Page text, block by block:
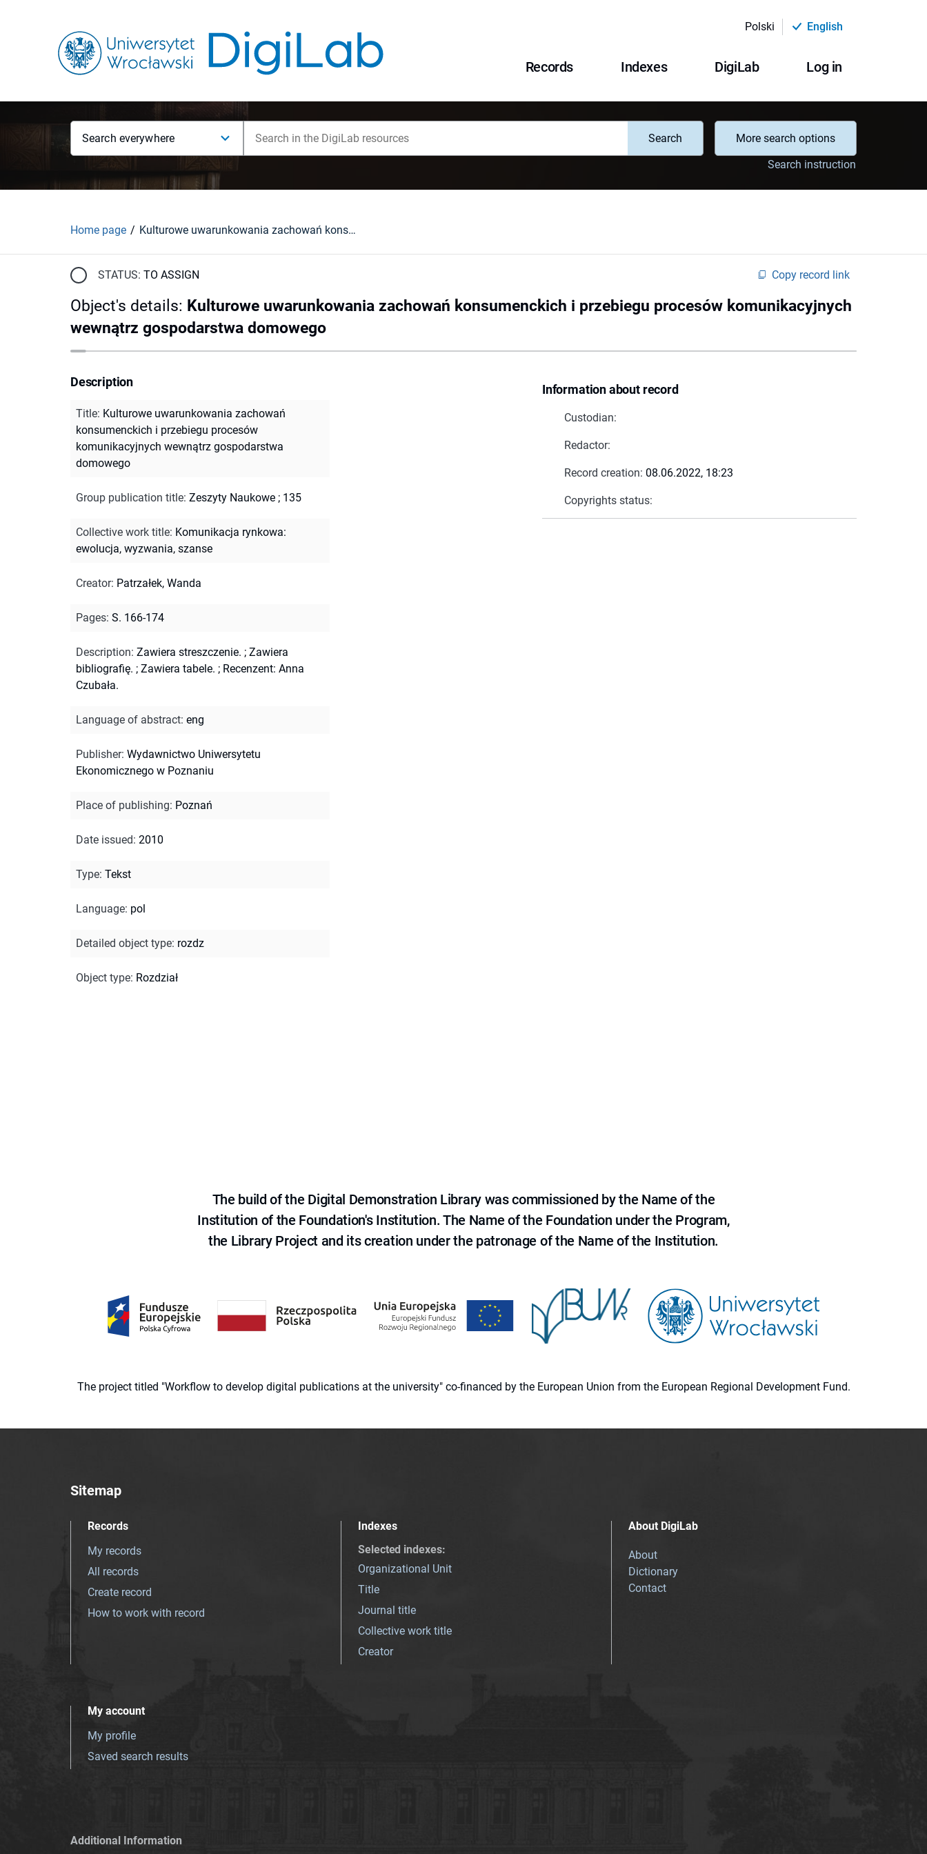
Polski English
Records Indexes DigiLab Log in
Search everywhere Search
More search options
Search instruction
Home page Kulturowe uwarunkowania zachowań konsumenckich i przebiegu procesów komunikacyjnych wewnątrz gospodarstwa domowego
STATUS: TO ASSIGN Copy record link
Object's details: Kulturowe uwarunkowania zachowań konsumenckich i przebiegu procesów komunikacyjnych
wewnątrz gospodarstwa domowego
Information about record
Custodian:
Redactor:
Record creation: 08.06.2022, 18:23
Copyrights status:
Description
Title: Kulturowe uwarunkowania zachowań
konsumenckich i przebiegu procesów
komunikacyjnych wewnątrz gospodarstwa
domowego
Group publication title: Zeszyty Naukowe ; 135
Collective work title: Komunikacja rynkowa:
ewolucja, wyzwania, szanse
Creator: Patrzałek, Wanda
Pages: S. 166-174
Description: Zawiera streszczenie. ; Zawiera
bibliografię. ; Zawiera tabele. ; Recenzent: Anna
Czubała.
Language of abstract: eng
Publisher: Wydawnictwo Uniwersytetu
Ekonomicznego w Poznaniu
Place of publishing: Poznań
Date issued: 2010
Type: Tekst
Language: pol
Detailed object type: rozdz
Object type: Rozdział
The build of the Digital Demonstration Library was commissioned by the Name of the
Institution of the Foundation's Institution. The Name of the Foundation under the Program,
the Library Project and its creation under the patronage of the Name of the Institution.
The project titled "Workflow to develop digital publications at the university" co-financed by the European Union from the European Regional Development Fund.
Sitemap
Records
My records
All records
Create record
How to work with record
Indexes
Selected indexes:
Organizational Unit
Title
Journal title
Collective work title
Creator
About DigiLab
About
Dictionary
Contact
My account
My profile
Saved search results
Additional Information